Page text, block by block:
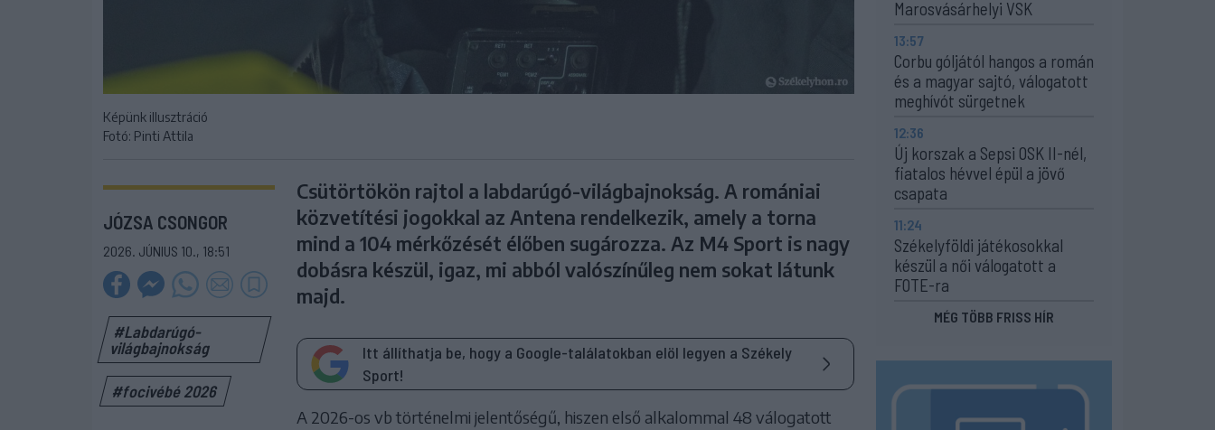
Képünk illusztráció
Fotó: Pinti Attila
JÓZSA CSONGOR
2026. JÚNIUS 10., 18:51
#Labdarúgó-
világbajnokság
#focivébé 2026
Csütörtökön rajtol a labdarúgó-világbajnokság. A romániai
közvetítési jogokkal az Antena rendelkezik, amely a torna
mind a 104 mérkőzését élőben sugározza. Az M4 Sport is nagy
dobásra készül, igaz, mi abból valószínűleg nem sokat látunk
majd.
Itt állíthatja be, hogy a Google-találatokban elöl legyen a Székely
Sport!
A 2026-os vb történelmi jelentőségű, hiszen első alkalommal 48 válogatott
Marosvásárhelyi VSK
13:57
Corbu góljától hangos a román
és a magyar sajtó, válogatott
meghívót sürgetnek
12:36
Új korszak a Sepsi OSK II-nél,
fiatalos hévvel épül a jövő
csapata
11:24
Székelyföldi játékosokkal
készül a női válogatott a
FOTE-ra
MÉG TÖBB FRISS HÍR